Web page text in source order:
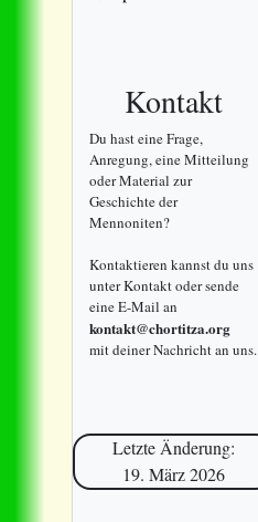
Kontakt
Du hast eine Frage,
Anregung, eine Mitteilung
oder Material zur
Geschichte der
Mennoniten?
Kontaktieren kannst du uns
unter Kontakt oder sende
eine E-Mail an
kontakt@chortitza.org
mit deiner Nachricht an uns.
Letzte Änderung:
19. März 2026